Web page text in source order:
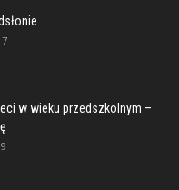
w wieku przedszkolnym –